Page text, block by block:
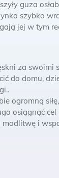
guza
szybko
jej w tym
za swoimi
do domu,
ogromną
osiągnąć cel
i